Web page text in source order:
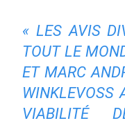
« LES AVIS
TOUT LE
ET MARC
WINKLEVOSS
VIABILITÉ